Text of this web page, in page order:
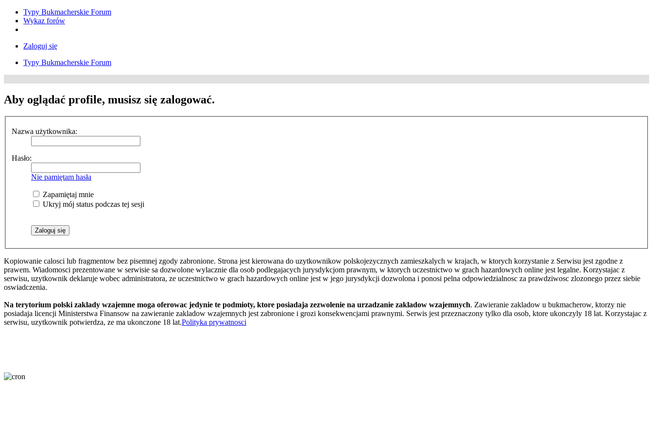
Typy Bukmacherskie Forum
Wykaz forów
Zaloguj się
Typy Bukmacherskie Forum
Aby oglądać profile, musisz się zalogować.
Nazwa użytkownika:
Hasło:
Nie pamiętam hasła
Zapamiętaj mnie
Ukryj mój status podczas tej sesji
Kopiowanie calosci lub fragmentow bez pisemnej zgody zabronione. Strona jest kierowana do uzytkownikow polskojezycznych zamieszkalych w krajach, w ktorych korzystanie z Serwisu jest zgodne z
prawem. Wiadomosci prezentowane w serwisie sa dozwolone wylacznie dla osob podlegajacych jurysdykcjom prawnym, w ktorych uczestnictwo w grach hazardowych online jest legalne. Korzystajac z
serwisu, uzytkownik deklaruje wobec administratora, ze uczestnictwo w grach hazardowych online jest w jego jurysdykcji dozwolona i ponosi pelna odpowiedzialnosc za prawdziwosc zlozonego przez siebie
oswiadczenia.
Na terytorium polski zaklady wzajemne moga oferowac jedynie te podmioty, ktore posiadaja zezwolenie na urzadzanie zakladow wzajemnych. Zawieranie zakladow u bukmacherow, ktorzy nie
posiadaja licencji Ministerstwa Finansow na zawieranie zakladow wzajemnych jest zabronione i grozi konsekwencjami prawnymi. Serwis jest przeznaczony tylko dla osob, ktore ukonczyly 18 lat. Korzystajac z
serwisu, uzytkownik potwierdza, ze ma ukonczone 18 lat.Polityka prywatnosci